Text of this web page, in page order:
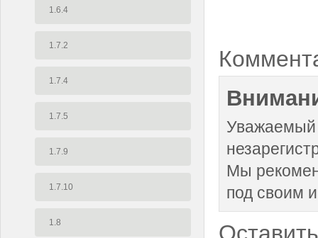
1.6.4
1.7.2
1.7.4
1.7.5
1.7.9
1.7.10
1.8
Уважаемый
Мы
под своим